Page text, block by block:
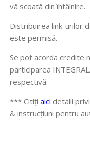
vă scoată din întâlnire.
Distribuirea link-urilor
este permisă.
Se pot acorda credite
participarea
respectivă.
*** Citiți aici detalii
& instrucțiuni pentru